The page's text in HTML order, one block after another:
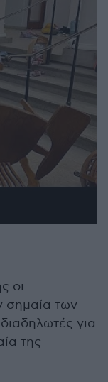
οι
σημαία των
για
της